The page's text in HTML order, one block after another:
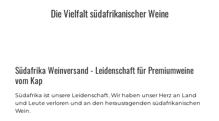
Die Vielfalt südafrikanischer Weine
Südafrika Weinversand - Leidenschaft für Premiumweine
vom Kap
Südafrika ist unsere Leidenschaft. Wir haben unser Herz an Land
und Leute verloren und an den herausragenden südafrikanischen
Wein.